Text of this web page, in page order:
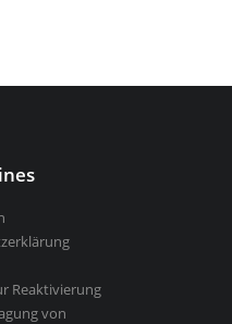
Reaktivierung
von